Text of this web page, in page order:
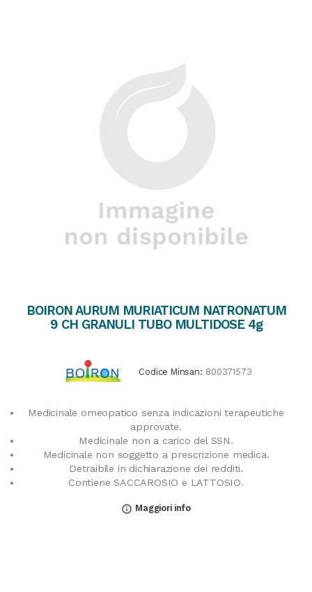
BOIRON AURUM MURIATICUM NATRONATUM
9 CH GRANULI TUBO MULTIDOSE 4g
Codice Minsan: 800371573
Medicinale omeopatico senza indicazioni terapeutiche
approvate.
Medicinale non a carico del SSN.
Medicinale non soggetto a prescrizione medica.
Detraibile in dichiarazione dei redditi.
Contiene SACCAROSIO e LATTOSIO.
info_outline Maggiori info